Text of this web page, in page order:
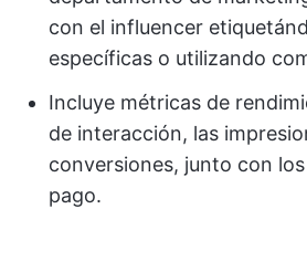
con el influencer
específicas o utilizando
Incluye métricas de
de interacción, las
conversiones, junto con
pago.